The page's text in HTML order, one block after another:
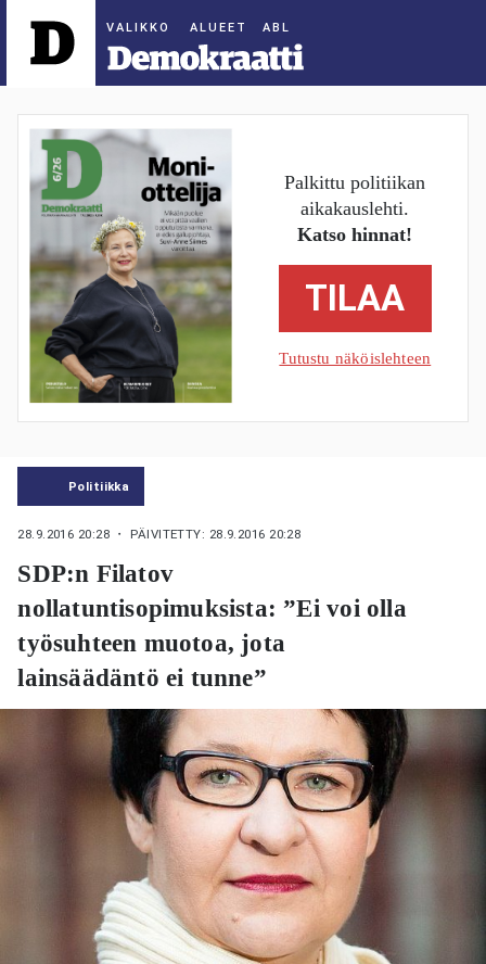
ALUEET
Palkittu politiikan
aikakauslehti.
Katso hinnat!
TILAA
Tutustu näköislehteen
Politiikka
28.9.2016 20:28 ・ PÄIVITETTY: 28.9.2016 20:28
SDP:n Filatov
nollatuntisopimuksista: ”Ei voi olla
työsuhteen muotoa, jota
lainsäädäntö ei tunne”